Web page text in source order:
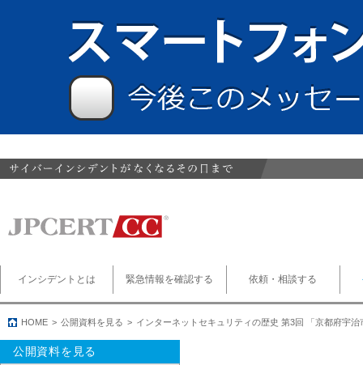
インシデントとは 緊急情報を確認する 依頼・相談する
HOME 公開資料を見る インターネットセキュリティの歴史 第3回 「京都府宇
公開資料を見る